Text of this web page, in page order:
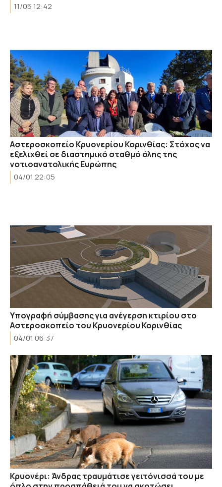
11/05 12:42
Αστεροσκοπείο Κρυονερίου Κορινθίας: Στόχος να
εξελιχθεί σε διαστημικό σταθμό όλης της
νοτιοανατολικής Ευρώπης
04/01 22:05
Υπογραφή σύμβασης για ανέγερση κτιρίου στο
Αστεροσκοπείο του Κρυονερίου Κορινθίας
04/01 06:37
Κρυονέρι: Άνδρας τραυμάτισε γειτόνισσά του με